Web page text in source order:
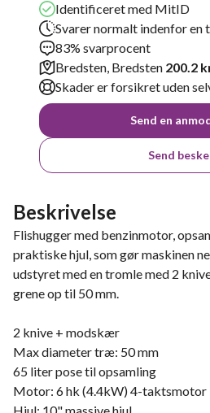
Identificeret med MitID
Svarer normalt indenfor en
83% svarprocent
Bredsten, Bredsten 200.2
Skader er forsikret uden
Send en
Send
Beskrivelse
Flishugger med benzinmotor,
praktiske hjul, som gør maskinen
udstyret med en tromle med 2
grene op til 50 mm.
2 knive + modskær
Max diameter træ: 50 mm
65 liter pose til opsamling
Motor: 6 hk (4.4kW) 4-taktsmotor